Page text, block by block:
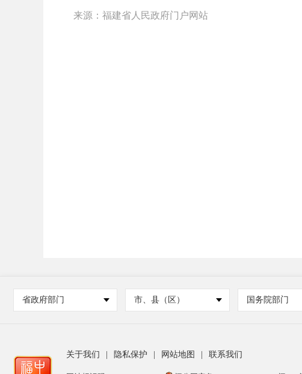
来源：福建省人民政府门户网站
省政府部门 市、县（区） 国务院部门
关于我们 隐私保护 网站地图 联系我们